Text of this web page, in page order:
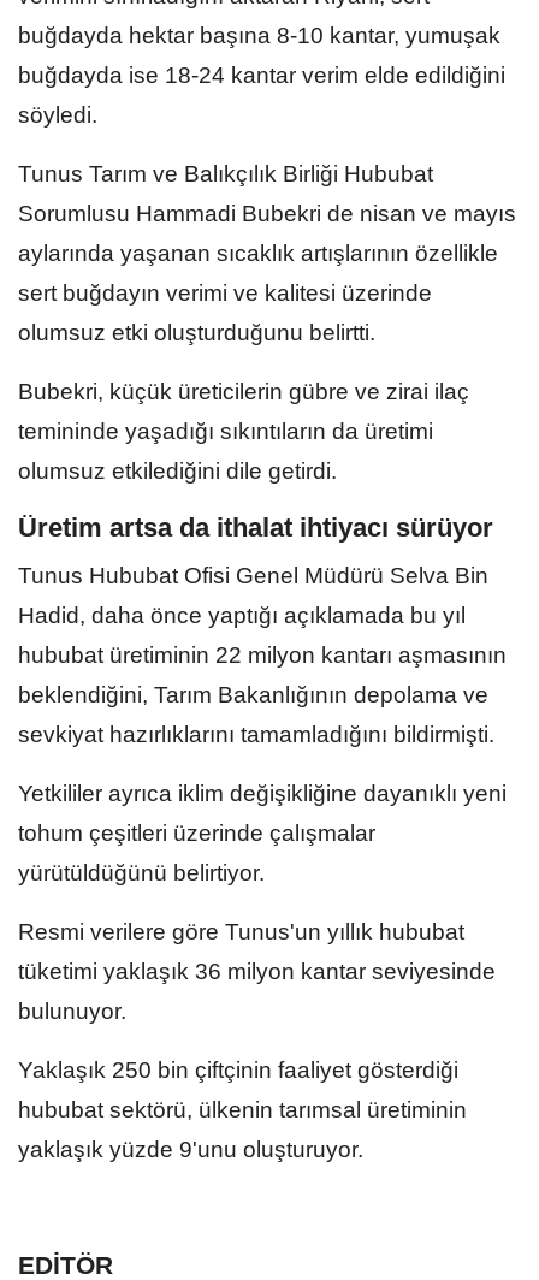
buğdayda hektar başına 8-10 kantar, yumuşak
buğdayda ise 18-24 kantar verim elde edildiğini
söyledi.
Tunus Tarım ve Balıkçılık Birliği Hububat
Sorumlusu Hammadi Bubekri de nisan ve mayıs
aylarında yaşanan sıcaklık artışlarının özellikle
sert buğdayın verimi ve kalitesi üzerinde
olumsuz etki oluşturduğunu belirtti.
Bubekri, küçük üreticilerin gübre ve zirai ilaç
temininde yaşadığı sıkıntıların da üretimi
olumsuz etkilediğini dile getirdi.
Üretim artsa da ithalat ihtiyacı sürüyor
Tunus Hububat Ofisi Genel Müdürü Selva Bin
Hadid, daha önce yaptığı açıklamada bu yıl
hububat üretiminin 22 milyon kantarı aşmasının
beklendiğini, Tarım Bakanlığının depolama ve
sevkiyat hazırlıklarını tamamladığını bildirmişti.
Yetkililer ayrıca iklim değişikliğine dayanıklı yeni
tohum çeşitleri üzerinde çalışmalar
yürütüldüğünü belirtiyor.
Resmi verilere göre Tunus'un yıllık hububat
tüketimi yaklaşık 36 milyon kantar seviyesinde
bulunuyor.
Yaklaşık 250 bin çiftçinin faaliyet gösterdiği
hububat sektörü, ülkenin tarımsal üretiminin
yaklaşık yüzde 9'unu oluşturuyor.
EDİTÖR